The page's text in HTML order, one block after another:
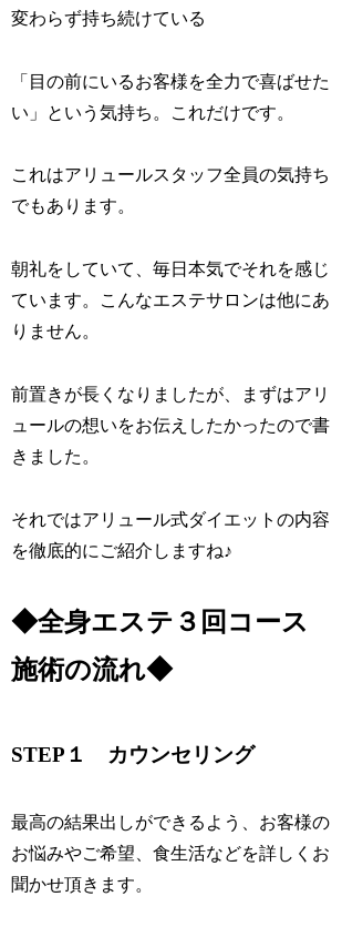
変わらず持ち続けている
「目の前にいるお客様を全力で喜ばせた
い」という気持ち。これだけです。
これはアリュールスタッフ全員の気持ち
でもあります。
朝礼をしていて、毎日本気でそれを感じ
ています。こんなエステサロンは他にあ
りません。
前置きが長くなりましたが、まずはアリ
ュールの想いをお伝えしたかったので書
きました。
それではアリュール式ダイエットの内容
を徹底的にご紹介しますね♪
◆全身エステ３回コース
施術の流れ◆
STEP１ カウンセリング
最高の結果出しができるよう、お客様の
お悩みやご希望、食生活などを詳しくお
聞かせ頂きます。